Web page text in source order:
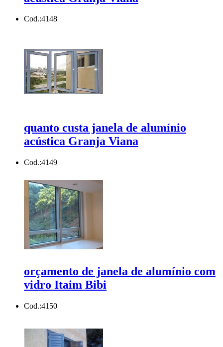
Cod.:4148
quanto custa janela de alumínio
acústica Granja Viana
Cod.:4149
orçamento de janela de alumínio com
vidro Itaim Bibi
Cod.:4150